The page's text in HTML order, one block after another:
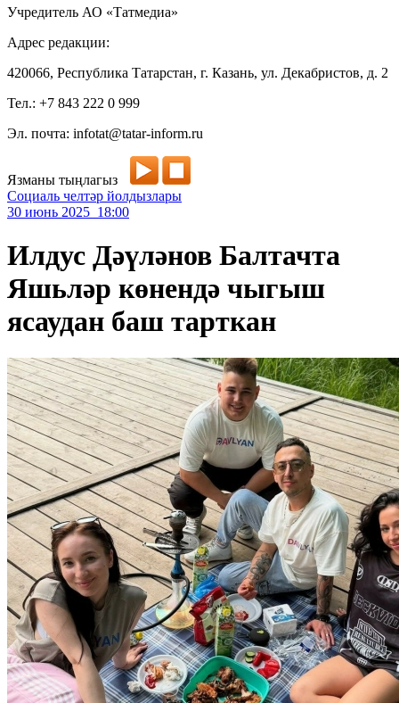
Учредитель АО «Татмедиа»
Адрес редакции:
420066, Республика Татарстан, г. Казань, ул. Декабристов, д. 2
Тел.: +7 843 222 0 999
Эл. почта: infotat@tatar-inform.ru
Язманы тыңлагыз
Социаль челтәр йолдызлары
30 июнь 2025 18:00
Илдус Дәүләнов Балтачта
Яшьләр көнендә чыгыш
ясаудан баш тарткан